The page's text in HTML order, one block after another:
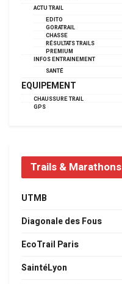
ACTU TRAIL
EDITO
GORATRAIL
CHASSE
RÉSULTATS TRAILS
PREMIUM
INFOS ENTRAINEMENT
SANTÉ
EQUIPEMENT
CHAUSSURE TRAIL
GPS
Trails & Marathons
UTMB
Diagonale des Fous
EcoTrail Paris
SaintéLyon